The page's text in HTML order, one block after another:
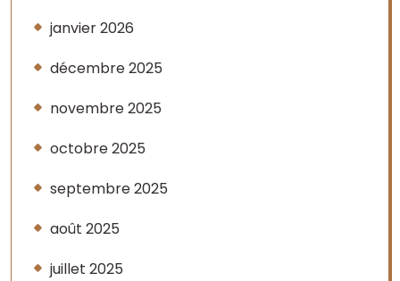
janvier 2026
décembre 2025
novembre 2025
octobre 2025
septembre 2025
août 2025
juillet 2025